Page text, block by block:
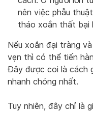
nên việc phẫu
tháo xoắn thất bại
Nếu xoắn đại tràng
vẹn thì có thể tiến
Đây được coi là cách
nhanh chóng nhất.
Tuy nhiên, đây chỉ là